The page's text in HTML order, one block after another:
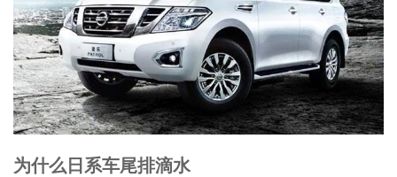
为什么日系车尾排滴水